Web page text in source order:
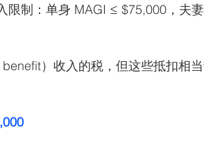
限制：单身 MAGI ≤ $75,000，夫
）收入的税，但这些抵扣相